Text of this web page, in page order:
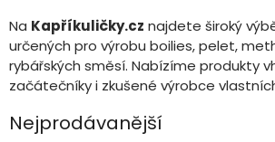
Na Kapříkuličky.cz najdete široký
určených pro výrobu boilies, pelet,
rybářských směsí. Nabízíme produkty
začátečníky i zkušené výrobce
Nejprodávanější